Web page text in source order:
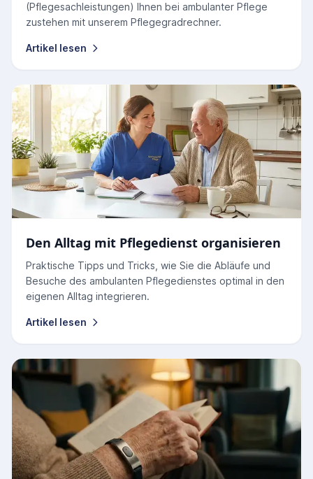
(Pflegesachleistungen) Ihnen bei ambulanter Pflege
zustehen mit unserem Pflegegradrechner.
Artikel lesen
Den Alltag mit Pflegedienst organisieren
Praktische Tipps und Tricks, wie Sie die Abläufe und
Besuche des ambulanten Pflegedienstes optimal in den
eigenen Alltag integrieren.
Artikel lesen